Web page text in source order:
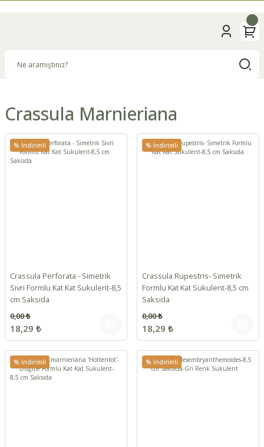
Crassula Marnieriana
% İndirimli
Crassula Perforata - Simetrik
Sivri Formlu Kat Kat Sukulent-8,5
cm Saksıda
18,29 ₺
0,00 ₺
% İndirimli
Crassula Rupestris- Simetrik
Formlu Kat Kat Sukulent-8,5 cm
Saksıda
18,29 ₺
0,00 ₺
% İndirimli % İndirimli